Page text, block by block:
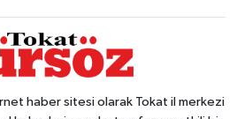
haber sitesi olarak Tokat il merkezi